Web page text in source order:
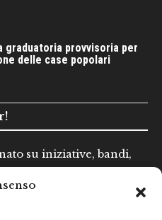
graduatoria provvisoria per
delle case popolari
su iniziative, bandi,